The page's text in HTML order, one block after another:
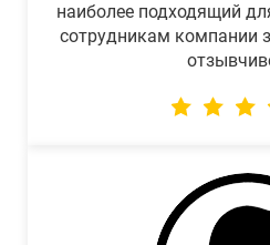
наиболее подходящий
сотрудникам компании